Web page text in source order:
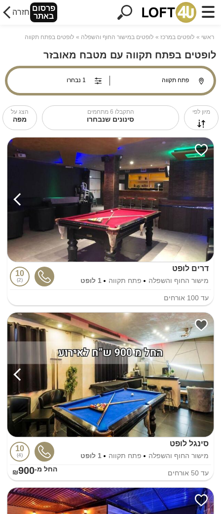
פרסום
באתר חזרה
ראשי לופטים במרכז לופטים במישור החוף והשפלה לופטים בפתח תקווה
לופטים בפתח תקווה עם מטבח מאובזר
מיון לפי התקבלו 6 מתחמים
סינונים שנבחרו
הצג על
מפה
דרים לופט
מישור החוף והשפלה פתח תקווה 1 לופט
10
2
עד 100 אורחים
סינגל לופט
מישור החוף והשפלה פתח תקווה 1 לופט
10
4
עד 50 אורחים החל מ-₪900